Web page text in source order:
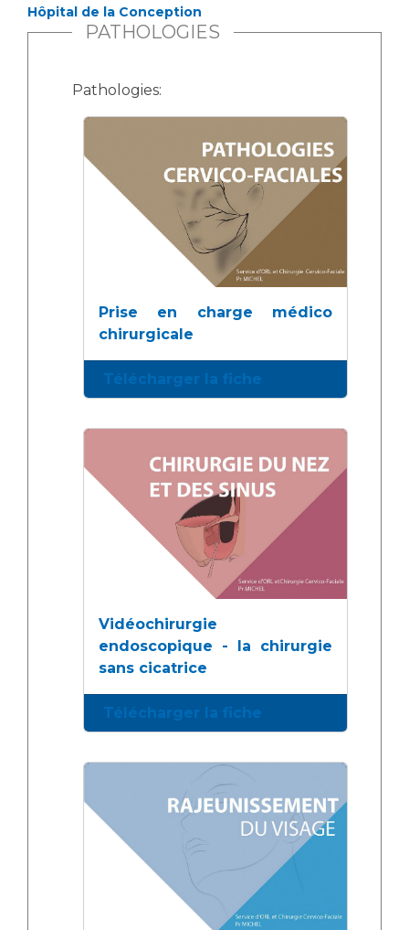
Hôpital de la Conception
PATHOLOGIES
Pathologies:
Prise en charge médico
chirurgicale
Télécharger la fiche
Vidéochirurgie
endoscopique - la chirurgie
sans cicatrice
Télécharger la fiche